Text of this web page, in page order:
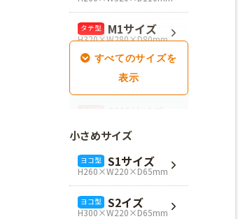
タテ型 M1サイズ
H320×W280×D80mm
SM1サイズ
H280×W260×D100mm
SM3サイズ
H360×W260×D100mm
L4サイズ
H360×W320×D110mm
小さめサイズ
ヨコ型 S1サイズ
H260×W220×D65mm
ヨコ型 S2イズ
H300×W220×D65mm